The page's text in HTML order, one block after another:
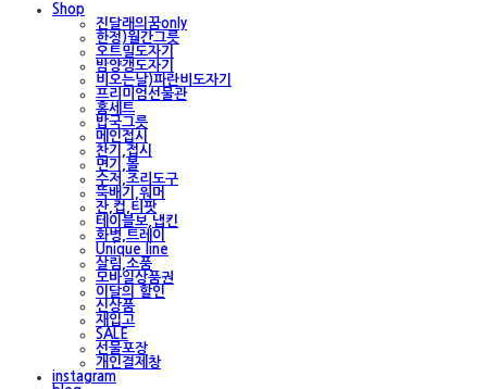
Shop
진달래의꿈only
한정)월간그릇
오트밀도자기
밤양갱도자기
비오는날)파란비도자기
프리미엄선물관
홈세트
밥국그릇
메인접시
찬기,접시
면기,볼
수저,조리도구
뚝배기,워머
잔,컵,티팟
테이블보,냅킨
화병,트레이
Unique line
살림,소품
모바일상품권
이달의 할인
신상품
재입고
SALE
선물포장
개인결제창
instagram